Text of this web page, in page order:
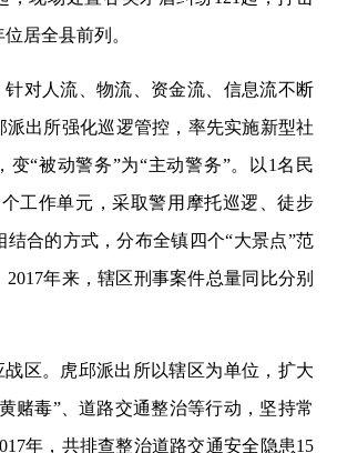
居全县前列。
针对人流、物流、资金流、信息流不断
派出所强化巡逻管控，率先实施新型社
变“被动警务”为“主动警务”。以1名民
工作单元，采取警用摩托巡逻、徒步
结合的方式，分布全镇四个“大景点”范
2017年来，辖区刑事案件总量同比分别
战区。虎邱派出所以辖区为单位，扩大
赌毒”、道路交通整治等行动，坚持常
年，共排查整治道路交通安全隐患15